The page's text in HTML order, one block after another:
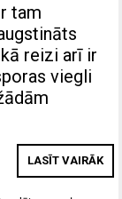
tam
reizi arī ir
viegli
LASĪT VAIRĀK